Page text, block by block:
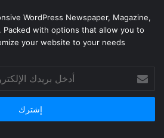
WordPress Newspaper, Magazine,
Packed with options that allow you to
your website to your needs.
بريدك
الإلكتروني